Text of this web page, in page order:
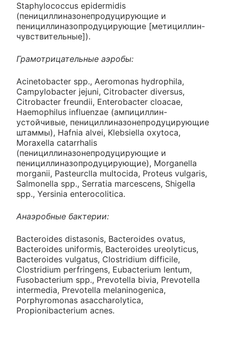
Staphylococcus epidermidis
(пенициллиназонепродуцирующие и
пенициллиназопродуцирующие [метициллин-
чувствительные]).
Грамотрицательные аэробы:
Acinetobacter spp., Aeromonas hydrophila,
Campylobacter jejuni, Citrobacter diversus,
Citrobacter freundii, Enterobacter cloacae,
Haemophilus influenzae (ампициллин-
устойчивые, пенициллиназонепродуцирующие
штаммы), Hafnia alvei, Klebsiella oxytoca,
Moraxella catarrhalis
(пенициллиназонепродуцирующие и
пенициллиназопродуцирующие), Morganella
morganii, Pasteurclla multocida, Proteus vulgaris,
Salmonella spp., Serratia marcescens, Shigella
spp., Yersinia enterocolitica.
Анаэробные бактерии:
Bacteroides distasonis, Bacteroides ovatus,
Bacteroides uniformis, Bacteroides ureolyticus,
Bacteroides vulgatus, Clostridium difficile,
Clostridium perfringens, Eubacterium lentum,
Fusobacterium spp., Prevotella bivia, Prevotella
intermedia, Prevotella melaninogenica,
Porphyromonas asaccharolytica,
Propionibacterium acnes.